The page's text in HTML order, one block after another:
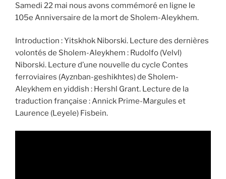
Samedi 22 mai nous avons commémoré en ligne le
105e Anniversaire de la mort de Sholem-Aleykhem.
Introduction : Yitskhok Niborski. Lecture des dernières
volontés de Sholem-Aleykhem : Rudolfo (Velvl)
Niborski. Lecture d’une nouvelle du cycle Contes
ferroviaires (Ayznban-geshikhtes) de Sholem-
Aleykhem en yiddish : Hershl Grant. Lecture de la
traduction française : Annick Prime-Margules et
Laurence (Leyele) Fisbein.